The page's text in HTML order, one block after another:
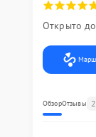
Открыто
ОбзорОтзывы